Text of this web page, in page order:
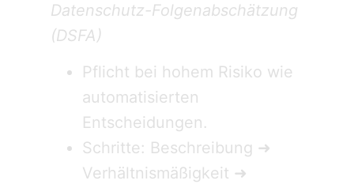
Datenschutz-Folgenabschätzung
(DSFA)
Pflicht bei hohem Risiko wie
automatisierten
Entscheidungen.
Schritte: Beschreibung ➜
Verhältnismäßigkeit ➜